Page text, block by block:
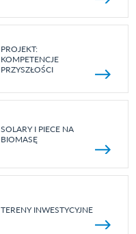
PROJEKT:
KOMPETENCJE
PRZYSZŁOŚCI
SOLARY I PIECE NA
BIOMASĘ
TERENY INWESTYCYJNE